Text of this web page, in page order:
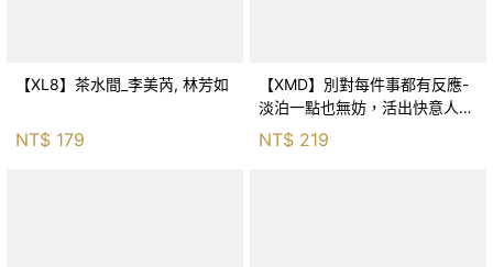
【XL8】茶水間_李美芮, 林芳如
NT$ 179
【XMD】別對每件事都有反應-
淡泊一點也無妨，活出快意人生
的99個禪練習！_枡野俊明, 黃
薇嬪
NT$ 219